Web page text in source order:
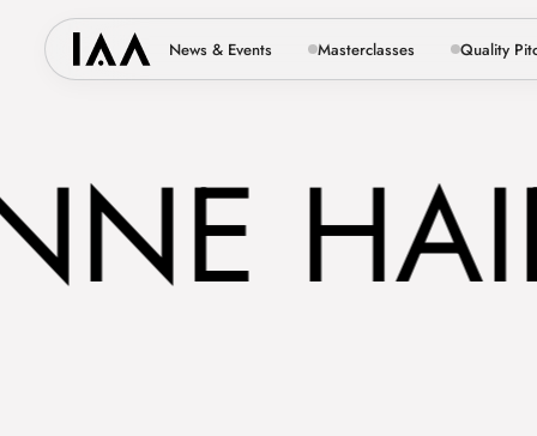
News & Events Masterclasses Quality